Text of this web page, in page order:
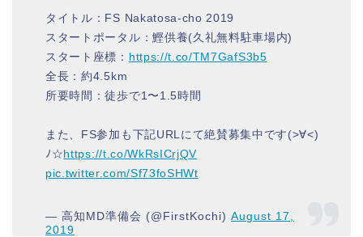
タイトル：FS Nakatosa-cho 2019
スタートポータル：鰹供養(久礼無料駐車場内)
スタート座標： https://t.co/TM7GafS3b5
全長：約4.5km
所要時間：徒歩で1〜1.5時間
また、FS参加も下記URLにて絶賛募集中です(>∀<)
ﾉ☆ https://t.co/WkRsICrjQV
pic.twitter.com/Sf73foSHWt
— 高知MD準備会 (@FirstKochi)August 17,
2019